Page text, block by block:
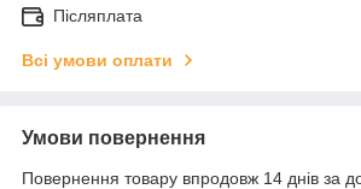
Післяплата
Всі умови оплати
Умови повернення
Повернення товару впродовж 14 днів за